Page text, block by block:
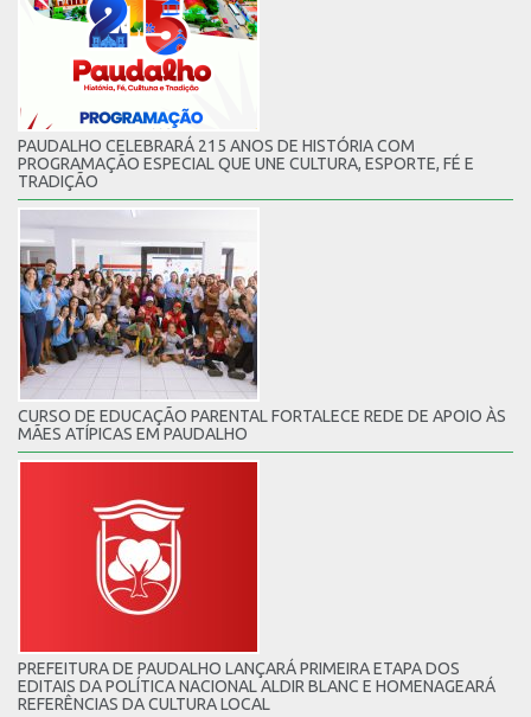
PAUDALHO CELEBRARÁ 215 ANOS DE HISTÓRIA COM
PROGRAMAÇÃO ESPECIAL QUE UNE CULTURA, ESPORTE, FÉ E
TRADIÇÃO
CURSO DE EDUCAÇÃO PARENTAL FORTALECE REDE DE APOIO ÀS
MÃES ATÍPICAS EM PAUDALHO
PREFEITURA DE PAUDALHO LANÇARÁ PRIMEIRA ETAPA DOS
EDITAIS DA POLÍTICA NACIONAL ALDIR BLANC E HOMENAGEARÁ
REFERÊNCIAS DA CULTURA LOCAL